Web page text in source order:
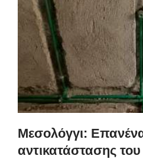
Μεσολόγγι:
αντικατάστασης